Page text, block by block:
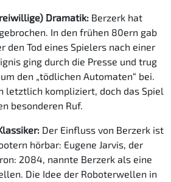
Dramatik: Berzerk hat
In den frühen 80ern gab
den Tod eines Spielers nach einer
ging durch die Presse und trug
den „tödlichen Automaten“ bei.
letztlich kompliziert, doch das Spiel
besonderen Ruf.
Der Einfluss von Berzerk ist
hörbar: Eugene Jarvis, der
2084, nannte Berzerk als eine
Die Idee der Roboterwellen in